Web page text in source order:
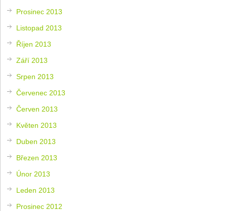
Prosinec 2013
Listopad 2013
Říjen 2013
Září 2013
Srpen 2013
Červenec 2013
Červen 2013
Květen 2013
Duben 2013
Březen 2013
Únor 2013
Leden 2013
Prosinec 2012